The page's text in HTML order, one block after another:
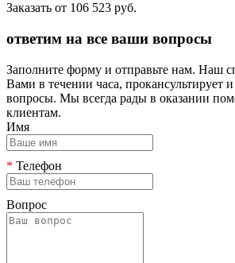
Заказать от 106 523 руб.
ответим на все ваши вопросы
Заполните форму и отправьте нам. Наш
Вами в течении часа, прокансультирует
вопросы. Мы всегда рады в оказании
клиентам.
Имя
* Телефон
Вопрос